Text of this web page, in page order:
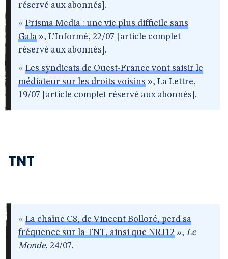
réservé aux abonnés].
« Prisma Media : une vie plus difficile sans
Gala », L’Informé, 22/07 [article complet
réservé aux abonnés].
« Les syndicats de Ouest-France vont saisir le
médiateur sur les droits voisins », La Lettre,
19/07 [article complet réservé aux abonnés].
TNT
« La chaîne C8, de Vincent Bolloré, perd sa
fréquence sur la TNT, ainsi que NRJ12 », Le
Monde, 24/07.